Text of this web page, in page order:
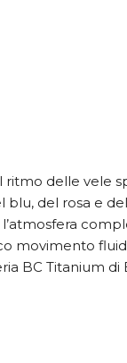
delle vele
blu, del rosa e
movimento
BC Titanium di